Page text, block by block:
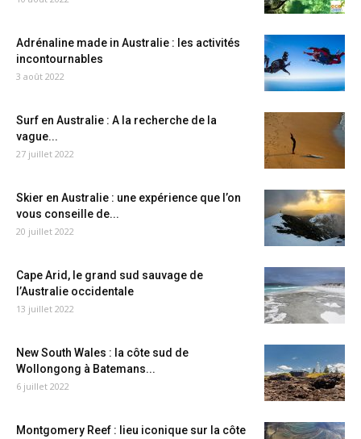
Adrénaline made in Australie : les activités
incontournables
3 août 2022
Surf en Australie : A la recherche de la
vague...
27 juillet 2022
Skier en Australie : une expérience que l’on
vous conseille de...
20 juillet 2022
Cape Arid, le grand sud sauvage de
l’Australie occidentale
13 juillet 2022
New South Wales : la côte sud de
Wollongong à Batemans...
6 juillet 2022
Montgomery Reef : lieu iconique sur la côte